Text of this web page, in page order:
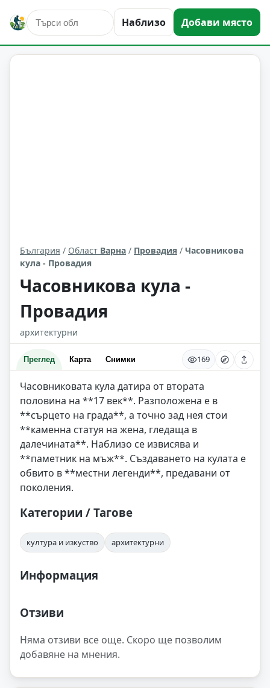
Наблизо Добави място
култура и изкуство Провадия Област: Варна
България / Област Варна / Провадия / Часовникова
кула - Провадия
Часовникова кула -
Провадия
архитектурни
Преглед Карта Снимки 169
Часовниковата кула датира от втората
половина на **17 век**. Разположена е в
**сърцето на града**, а точно зад нея стои
**каменна статуя на жена, гледаща в
далечината**. Наблизо се извисява и
**паметник на мъж**. Създаването на кулата е
обвито в **местни легенди**, предавани от
поколения.
Категории / Тагове
култура и изкуство архитектурни
Информация
Отзиви
Няма отзиви все още. Скоро ще позволим
добавяне на мнения.